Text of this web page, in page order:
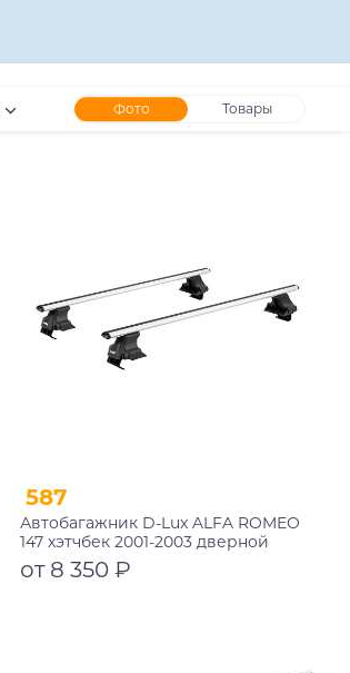
Фото Товары
587
Автобагажник D-Lux ALFA ROMEO
147 хэтчбек 2001-2003 дверной
проем аэродинамический с
замком
от 8 350 ₽